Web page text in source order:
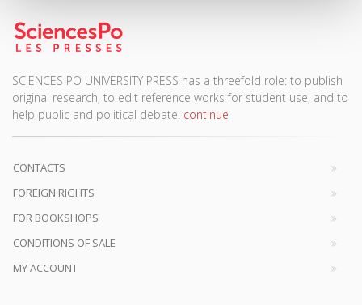
SCIENCES PO UNIVERSITY PRESS has a threefold role: to publish
original research, to edit reference works for student use, and to
help public and political debate. continue
CONTACTS
FOREIGN RIGHTS
FOR BOOKSHOPS
CONDITIONS OF SALE
MY ACCOUNT